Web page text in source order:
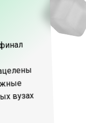
вузах